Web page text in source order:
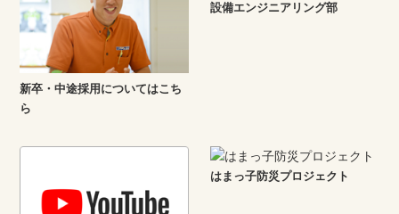
新卒・中途採用についてはこち
ら
設備エンジニアリング部
はまっ子防災プロジェクト